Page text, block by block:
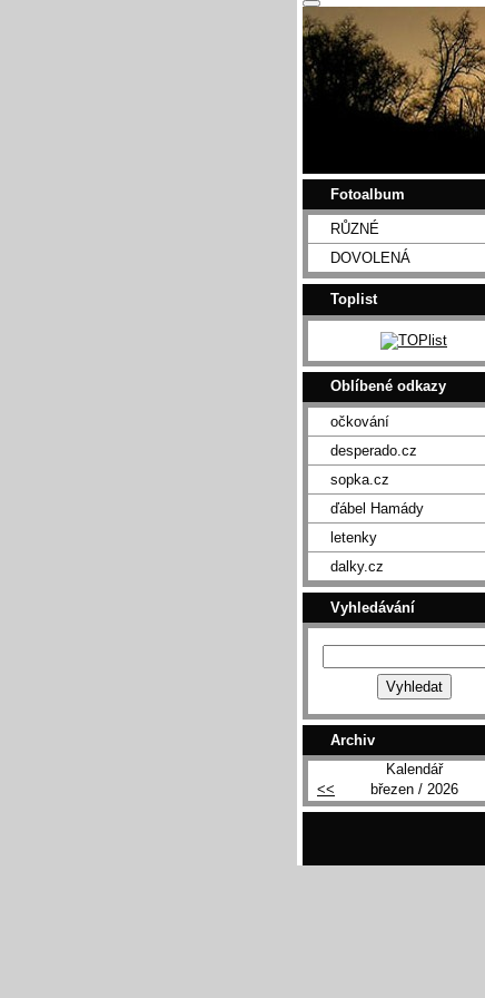
Fotoalbum
RŮZNÉ
DOVOLENÁ
Toplist
Oblíbené odkazy
očkování
desperado.cz
sopka.cz
ďábel Hamády
letenky
dalky.cz
Vyhledávání
Archiv
Kalendář
<<
březen / 2026